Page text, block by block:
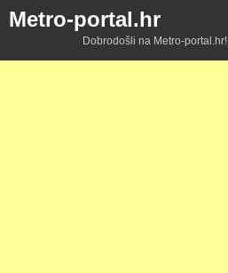
Metro-portal.hr
Dobrodošli na Metro-portal.hr!